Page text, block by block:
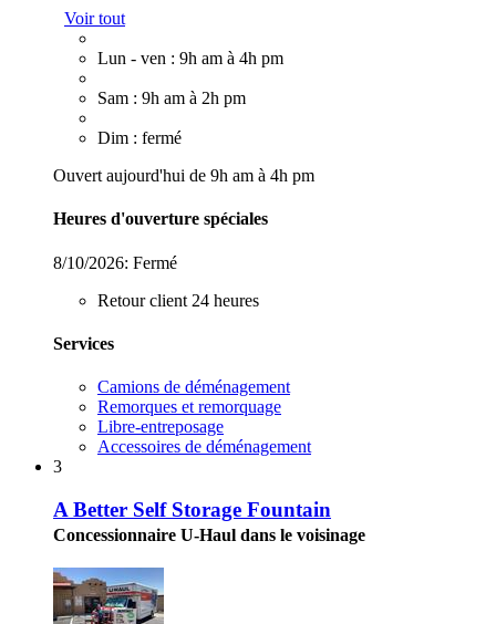
Voir tout
Lun - ven : 9h am à 4h pm
Sam : 9h am à 2h pm
Dim : fermé
Ouvert aujourd'hui de 9h am à 4h pm
Heures d'ouverture spéciales
8/10/2026: Fermé
Retour client 24 heures
Services
Camions de déménagement
Remorques et remorquage
Libre-entreposage
Accessoires de déménagement
3
A Better Self Storage Fountain
Concessionnaire U-Haul dans le voisinage